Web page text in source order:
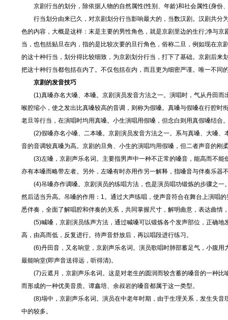
京剧行当的划分，除依据人物的自然属性(性别、年龄)和社会属性(身份
行当划分由来已久，对京剧划分行当影响最大的，当数汉剧。汉剧共分
色的内容，大概是这样：末是主要的男性角色，就是京剧里边的生行;净与
当，也包括贴旦在内，指的是比较次要的旦行角色，俗称二旦，例如现在
的这十种行当，划分得比较细致，为京剧划分行当，打下了基础。京剧后
把这十种行当都包括在内了。不仅包括在内，而且更为细密严谨。唯一不
京剧的发音技巧
(1)真嗓亦名大嗓、本嗓。京剧演员发音方法之一。演唱时，气从丹田而
喉腔缩小，使之发出比真嗓较高的音调，则称为假嗓。真嗓与假嗓在行腔
老旦等行当，在演唱时均用真嗓。小生演唱用假嗓，但念白则用真假嗓结合
(2)假嗓亦名小嗓、二本嗓。京剧演员发音方法之一。系与真嗓、大嗓、
音的音调较真嗓为高。京剧的旦角、小生的演唱均用假嗓，但二者声音的刚
(3)左嗓，京剧声乐名词。主要指男声中一种不正常的嗓音，能高而不能
亦有本嗓而略带左者。另外，左嗓有时亦用作另一解释，指嗓音与伴奏乐器
(4)吊嗓亦作调嗓。京剧演员的练唱方法，也是演员唱功锻炼的步骤之一
然后适当升高。吊嗓的作用：1。通过大声练唱，使声音符合在舞台上演唱
悉伴奏，全面了解唱腔和伴奏的关系，共同掌握尺寸，解明曲意，表达曲
(5)喊嗓，京剧演员练声方法，通过喊嗓可以锻炼各个发声部位，正确地发
高，由高而低，反复进行。待声音舒放后，再以唱段进行练习。
(6)丹田音，又名响堂，京剧声乐名词。演员歌唱时肺部蓄足气，小腹用
最能响堂(即声音送得远，听得清)。
(7)云遮月，京剧声乐名词。这是对老生的圆润而较含蓄的嗓音的一种比
而形成的一种优美音质。谭鑫培、余叔岩的嗓音都属于这一类型。
(8)塌中，京剧声乐名词。演员在中老年时期，由于生理关系，发生失音
中的较多。